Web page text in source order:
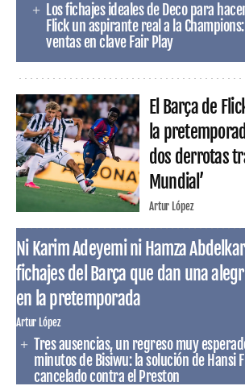
Los fichajes ideales de Deco para
Flick un aspirante real a la
ventas en clave Fair Play
El Barça de
la
dos derrotas
Mundial’
Artur López
Ni Karim Adeyemi ni Hamza
fichajes del Barça que dan una
en la pretemporada
Artur López
Tres ausencias, un regreso muy
minutos de Bisiwu: la solución de Hansi
cancelado contra el Preston